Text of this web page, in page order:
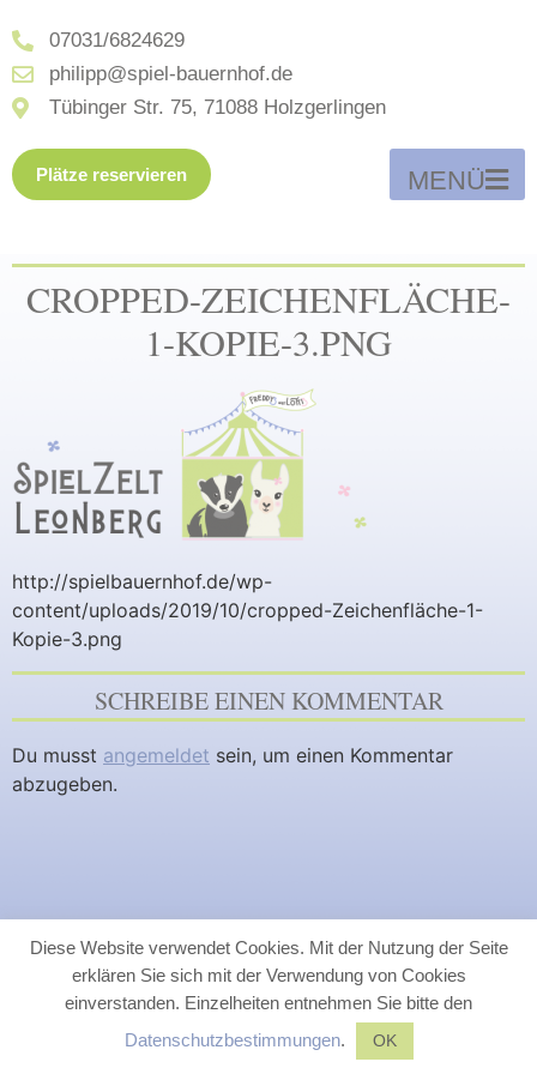
07031/6824629
philipp@spiel-bauernhof.de
Tübinger Str. 75, 71088 Holzgerlingen
Plätze reservieren MENÜ
CROPPED-ZEICHENFLÄCHE-
1-KOPIE-3.PNG
http://spielbauernhof.de/wp-
content/uploads/2019/10/cropped-Zeichenfläche-1-
Kopie-3.png
SCHREIBE EINEN KOMMENTAR
Du musst angemeldet sein, um einen Kommentar
abzugeben.
Diese Website verwendet Cookies. Mit der Nutzung der Seite
erklären Sie sich mit der Verwendung von Cookies
einverstanden. Einzelheiten entnehmen Sie bitte den
Datenschutzbestimmungen. OK